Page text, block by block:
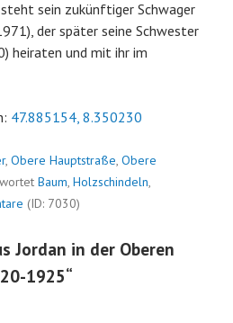
steht sein zukünftiger Schwager
der später seine Schwester
heiraten und mit ihr im
47.885154, 8.350230
, Obere Hauptstraße, Obere
Baum, Holzschindeln,
(ID: 7030)
Jordan in der Oberen
1925“